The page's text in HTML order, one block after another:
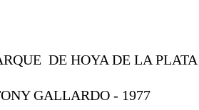
DE HOYA DE LA PLATA
GALLARDO - 1977